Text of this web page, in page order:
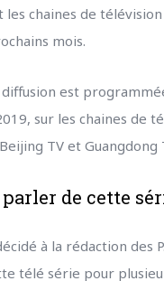
chaines de télévision
mois.
est
sur les chaines de
TV et Guangdong
de cette
à la rédaction des
télé série pour